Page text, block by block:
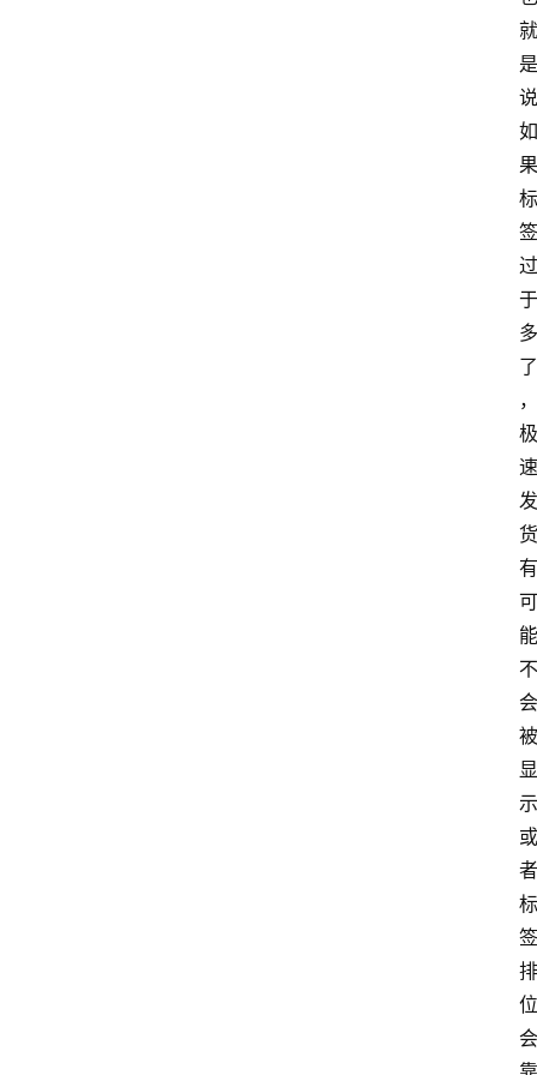
就
是
说
如
果
标
签
过
于
多
了
，
极
速
发
货
有
可
能
不
会
被
显
示
或
者
标
签
排
位
会